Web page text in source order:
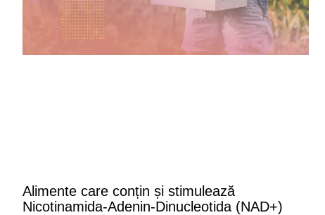
Alimente care conțin și stimulează
Nicotinamida-Adenin-Dinucleotida (NAD+)